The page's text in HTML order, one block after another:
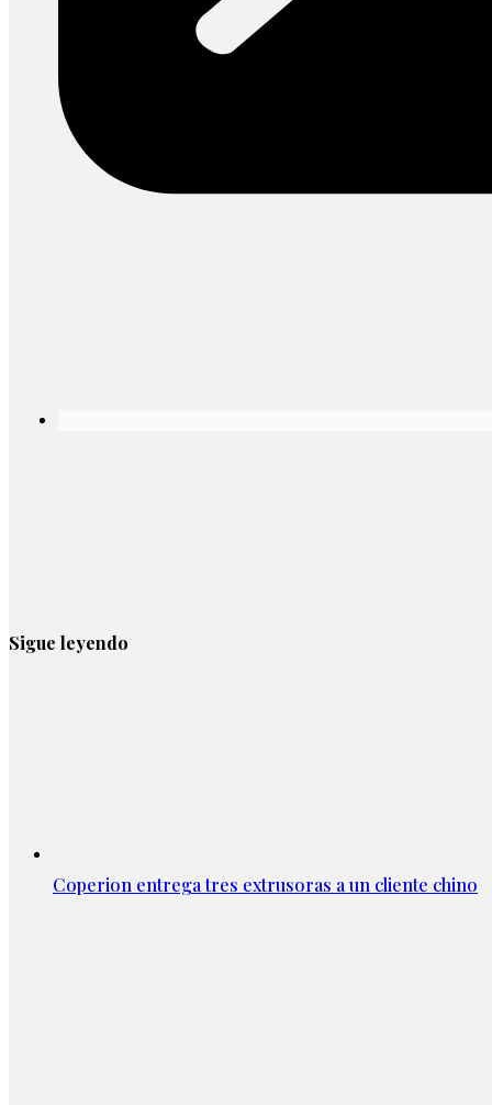
Sigue leyendo
Coperion entrega tres extrusoras a un cliente chino